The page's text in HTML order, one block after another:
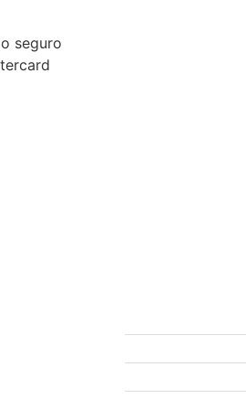
Reparación
Reparación
Reparación